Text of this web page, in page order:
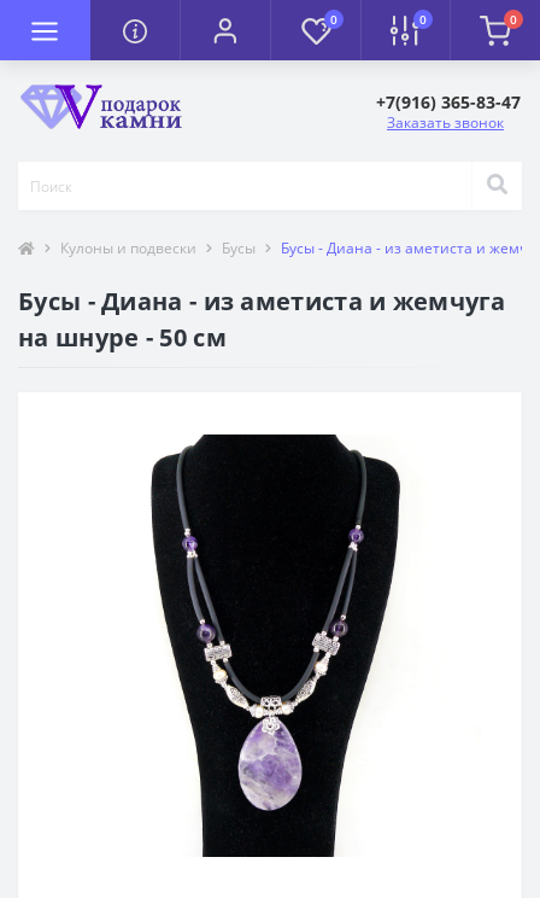
0 0 0
+7(916) 365-83-47
Заказать звонок
Кулоны и подвески Бусы Бусы - Диана - из аметиста и
Бусы - Диана - из аметиста и жемчуга
на шнуре - 50 см